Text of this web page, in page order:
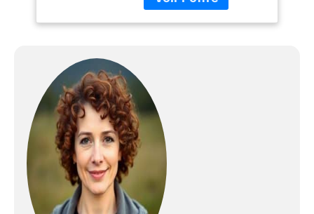
304 avec Support,
bac à Cendres
d'air disperse la fumée,
l'empêchant de souffler